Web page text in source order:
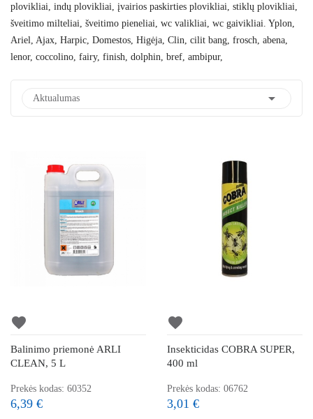
plovikliai, indų plovikliai, įvairios paskirties plovikliai, stiklų plovikliai,
šveitimo milteliai, šveitimo pieneliai, wc valikliai, wc gaivikliai. Yplon,
Ariel, Ajax, Harpic, Domestos, Higėja, Clin, cilit bang, frosch, abena,
lenor, coccolino, fairy, finish, dolphin, bref, ambipur,
Aktualumas 
favorite
Balinimo priemonė ARLI
CLEAN, 5 L
Prekės kodas: 60352
6,39 €
favorite
Insekticidas COBRA SUPER,
400 ml
Prekės kodas: 06762
3,01 €